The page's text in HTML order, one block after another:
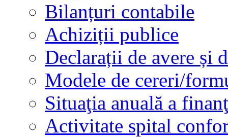
Bilanțuri contabile
Achiziții publice
Declarații de avere și
Modele de cereri/
Situaţia anuală a
Activitate spital